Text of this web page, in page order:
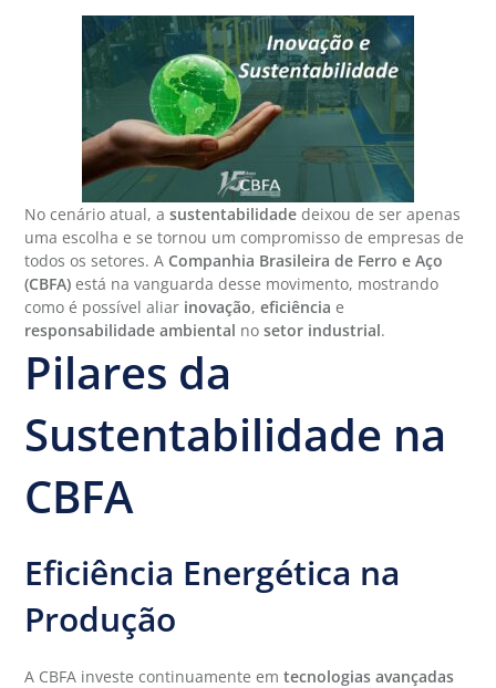
No cenário atual, a sustentabilidade deixou de ser apenas
uma escolha e se tornou um compromisso de empresas de
todos os setores. A Companhia Brasileira de Ferro e Aço
(CBFA) está na vanguarda desse movimento, mostrando
como é possível aliar inovação, eficiência e
responsabilidade ambiental no setor industrial.
Pilares da
Sustentabilidade na
CBFA
Eficiência Energética na
Produção
A CBFA investe continuamente em tecnologias avançadas